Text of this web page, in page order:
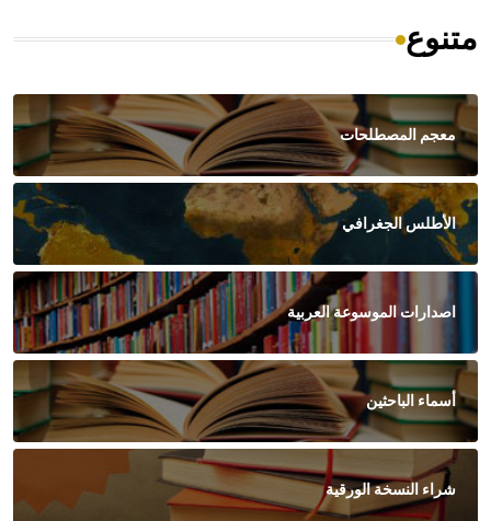
متنوع
معجم المصطلحات
الأطلس الجغرافي
اصدارات الموسوعة العربية
أسماء الباحثين
شراء النسخة الورقية